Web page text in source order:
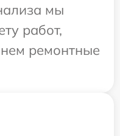
мы
работ,
ремонтные